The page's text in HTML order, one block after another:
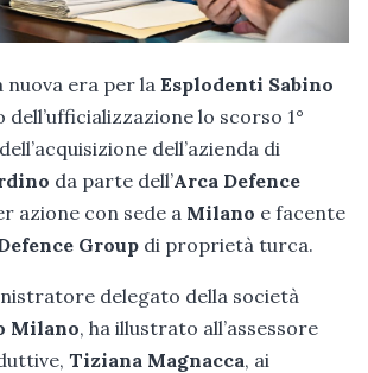
nuova era per laEsplodenti Sabino
dell’ufficializzazione lo scorso 1°
dell’azienda di
da parte dell’Arca Defence
azione con sede a Milano e facente
Group di proprietà turca.
delegato della società
Milano, ha illustrato all’assessore
Tiziana Magnacca, ai